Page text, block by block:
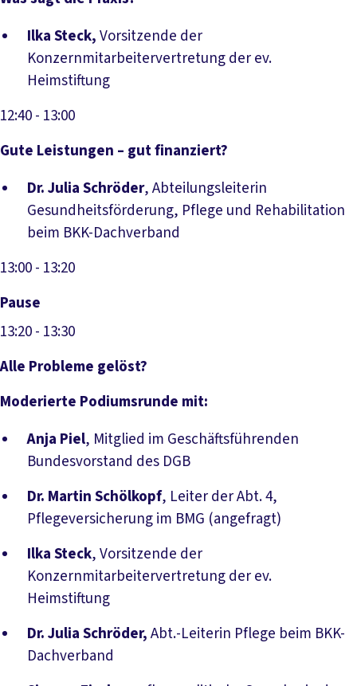
Ilka Steck,Vorsitzende der
Konzernmitarbeitervertretung der ev.
Heimstiftung
12:40- 13:00
Gute Leistungen – gut finanziert?
Dr. Julia Schröder, Abteilungsleiterin
Gesundheitsförderung, Pflege und Rehabilitation
beim BKK-Dachverband
13:00- 13:20
Pause
13:20- 13:30
Alle Probleme gelöst?
Moderierte Podiumsrunde mit:
Anja Piel, Mitglied im Geschäftsführenden
Bundesvorstand des DGB
Dr. Martin Schölkopf, Leiter der Abt. 4,
Pflegeversicherung im BMG (angefragt)
Ilka Steck, Vorsitzende der
Konzernmitarbeitervertretung der ev.
Heimstiftung
Dr. Julia Schröder,Abt.-Leiterin Pflege beim BKK-
Dachverband